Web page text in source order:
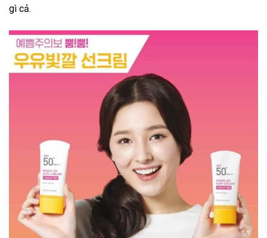
gì cả.